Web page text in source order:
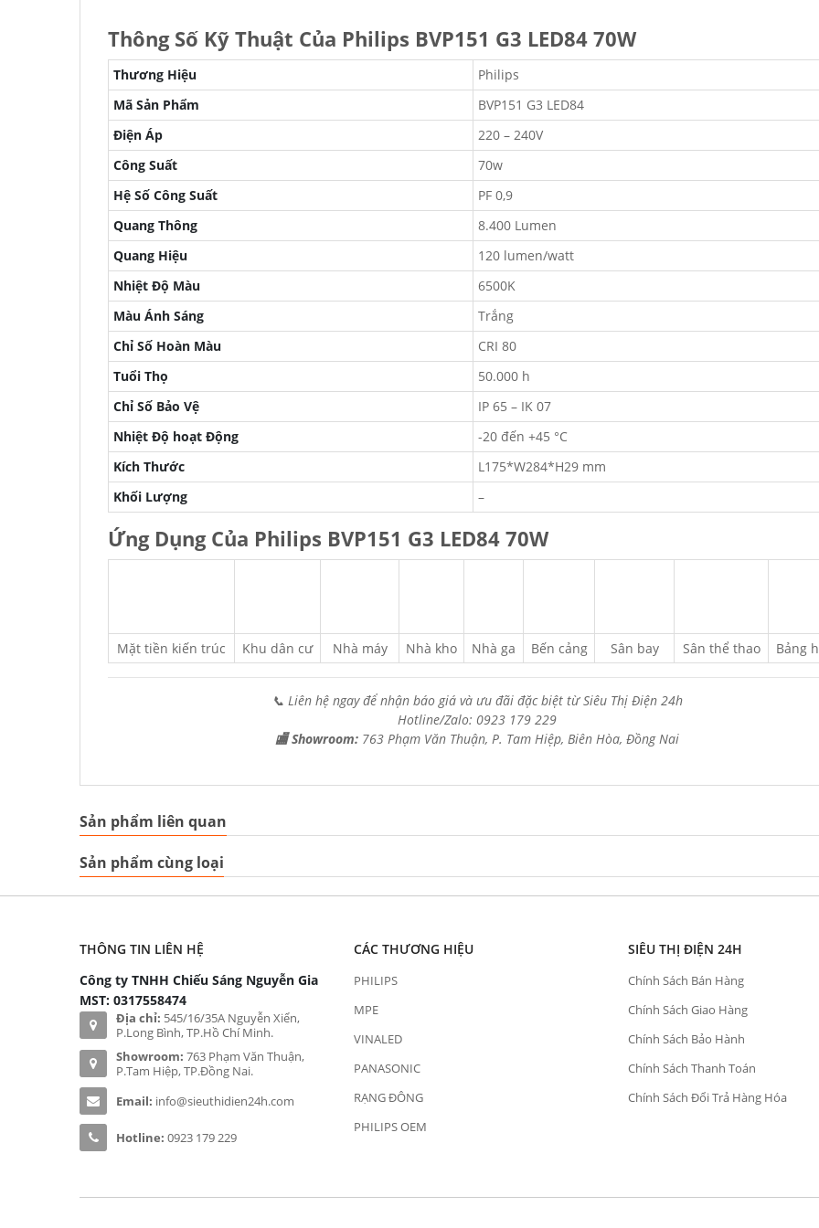
Thông Số Kỹ Thuật Của Philips BVP151 G3 LED84 70W
Thương Hiệu
Philips
Mã Sản Phẩm
BVP151 G3 LED84
Điện Áp
220 – 240V
Công Suất
70w
Hệ Số Công Suất
PF 0,9
Quang Thông
8.400 Lumen
Quang Hiệu
120 lumen/watt
Nhiệt Độ Màu
6500K
Màu Ánh Sáng
Trắng
Chỉ Số Hoàn Màu
CRI 80
Tuổi Thọ
50.000 h
Chỉ Số Bảo Vệ
IP 65 – IK 07
Nhiệt Độ hoạt Động
-20 đến +45 °C
Kích Thước
L175*W284*H29 mm
Khối Lượng
–
Ứng Dụng Của Philips BVP151 G3 LED84 70W
Mặt tiền kiến trúc Khu dân cư Nhà máy Nhà kho Nhà ga Bến cảng Sân bay Sân thể thao Bảng
📞 Liên hệ ngay để nhận báo giá và ưu đãi đặc biệt từ Siêu Thị Điện 24h
Hotline/Zalo: 0923 179 229
🏬 Showroom: 763 Phạm Văn Thuận, P. Tam Hiệp, Biên Hòa, Đồng Nai
Sản phẩm liên quan
Sản phẩm cùng loại
THÔNG TIN LIÊN HỆ
Công ty TNHH Chiếu Sáng Nguyễn Gia
MST: 0317558474
Địa chỉ: 545/16/35A Nguyễn Xiển,
P.Long Bình, TP.Hồ Chí Minh.
Showroom: 763 Phạm Văn Thuận,
P.Tam Hiệp, TP.Đồng Nai.
Email: info@sieuthidien24h.com
Hotline: 0923 179 229
CÁC THƯƠNG HIỆU
PHILIPS
MPE
VINALED
PANASONIC
RẠNG ĐÔNG
PHILIPS OEM
SIÊU THỊ ĐIỆN 24H
Chính Sách Bán Hàng
Chính Sách Giao Hàng
Chính Sách Bảo Hành
Chính Sách Thanh Toán
Chính Sách Đổi Trả Hàng Hóa